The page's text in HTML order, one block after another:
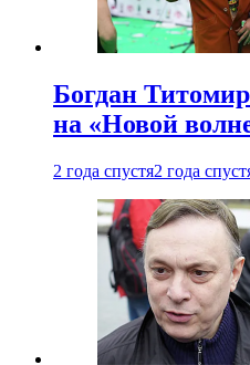
Богдан
на «Новой
2 года спустя2 года